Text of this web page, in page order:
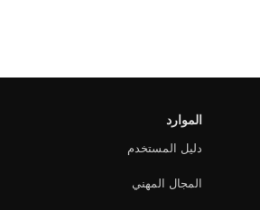
الموارد
دليل المستخدم
المجال المهني